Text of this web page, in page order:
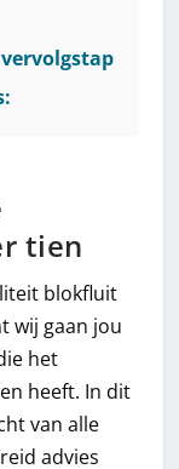
tien
blokfluit
wij gaan jou
het
heeft. In dit
van alle
advies